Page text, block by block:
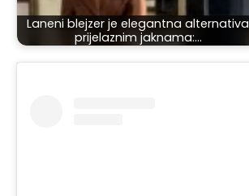
Laneni blejzer je elegantna alternativa
prijelaznim jaknama:…